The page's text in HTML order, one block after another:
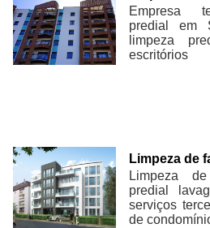
Empresa
predial em
limpeza
escritórios
Limpeza de
Limpeza
predial
serviços
de